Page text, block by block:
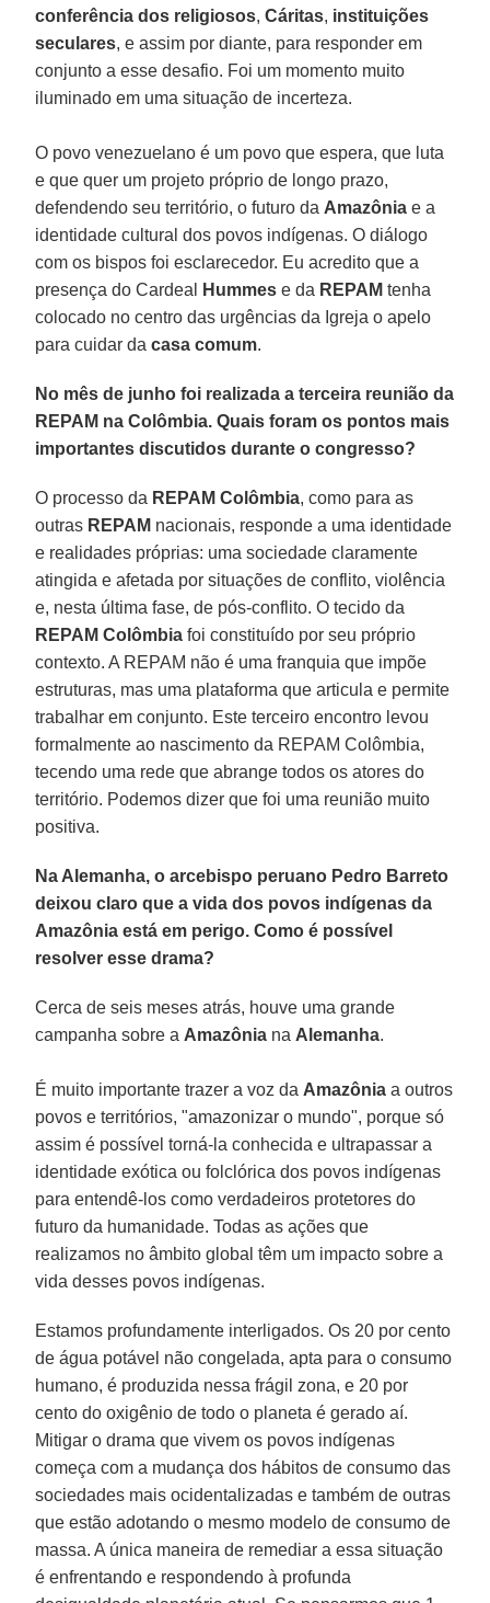
conferência dos religiosos,Cáritas, instituições
seculares, e assim por diante, para responder em
conjunto a esse desafio. Foi um momento muito
iluminado em uma situação de incerteza.
O povo venezuelano é um povo que espera, que luta
e que quer um projeto próprio de longo prazo,
defendendo seu território, o futuro da Amazônia e a
identidade cultural dos povos indígenas. O diálogo
com os bispos foi esclarecedor. Eu acredito que a
presença do Cardeal
Hummes e da REPAM tenha
colocado no centro das urgências da Igreja o apelo
para cuidar dacasa comum.
No mês de junho foi realizada a terceira reunião da
REPAM na Colômbia. Quais foram os pontos mais
importantes discutidos durante o congresso?
O processo da REPAM Colômbia, como para as
outras REPAM nacionais, responde a uma identidade
e realidades próprias: uma sociedade claramente
atingida e afetada por situações de conflito, violência
e, nesta última fase, de pós-conflito. O tecido da
REPAM Colômbia foi constituído por seu próprio
contexto. A REPAM não é uma franquia que impõe
estruturas, mas uma plataforma que articula e permite
trabalhar em conjunto. Este terceiro encontro levou
formalmente ao nascimento da REPAM Colômbia,
tecendo uma rede que abrange todos os atores do
território. Podemos dizer que foi uma reunião muito
positiva.
Na Alemanha, o arcebispo peruano Pedro Barreto
deixou claro que a vida dos povos indígenas da
Amazônia está em perigo. Como é possível
resolver esse drama?
Cerca de seis meses atrás, houve uma grande
campanha sobre a Amazônia na Alemanha.
É muito importante trazer a voz da Amazônia a outros
povos e territórios, "amazonizar o mundo", porque só
assim é possível torná-la conhecida e ultrapassar a
identidade exótica ou folclórica dos povos indígenas
para entendê-los como verdadeiros protetores do
futuro da humanidade. Todas as ações que
realizamos no âmbito global têm um impacto sobre a
vida desses povos indígenas.
Estamos profundamente interligados. Os 20 por cento
de água potável não congelada, apta para o consumo
humano, é produzida nessa frágil zona, e 20 por
cento do oxigênio de todo o planeta é gerado aí.
Mitigar o drama que vivem os povos indígenas
começa com a mudança dos hábitos de consumo das
sociedades mais ocidentalizadas e também de outras
que estão adotando o mesmo modelo de consumo de
massa. A única maneira de remediar a essa situação
é enfrentando e respondendo à profunda